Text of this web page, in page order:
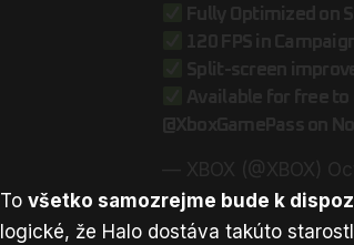
Tovšetko samozrejme bude k
logické, že Halo dostáva takúto